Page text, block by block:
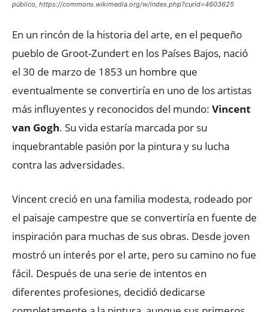
público, https://commons.wikimedia.org/w/index.php?curid=4603625
En un rincón de la historia del arte, en el pequeño
pueblo de Groot-Zundert en los Países Bajos, nació
el 30 de marzo de 1853 un hombre que
eventualmente se convertiría en uno de los artistas
más influyentes y reconocidos del mundo: Vincent
van Gogh. Su vida estaría marcada por su
inquebrantable pasión por la pintura y su lucha
contra las adversidades.
Vincent creció en una familia modesta, rodeado por
el paisaje campestre que se convertiría en fuente de
inspiración para muchas de sus obras. Desde joven
mostró un interés por el arte, pero su camino no fue
fácil. Después de una serie de intentos en
diferentes profesiones, decidió dedicarse